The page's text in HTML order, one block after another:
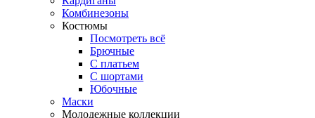
Комбинезоны
Костюмы
Посмотреть всё
Брючные
С платьем
С шортами
Юбочные
Маски
Молодежные коллекции